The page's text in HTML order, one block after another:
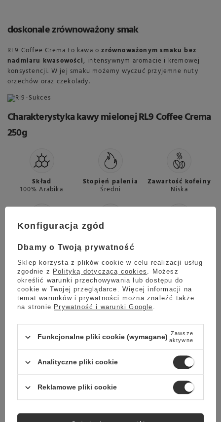
doskonale zrównoważony smak
RL9 Coffee Crema to kawa ozrównoważonym smaku bez
nadmiaru kwasowości, intensywnym aromacie i kremowej
konsystencji. W jej smaku możemy wyczuć przyjemne nuty
orzechów oraz czekolady.
Charakterystykakawy mielonej RL9 Coffee Crema
250g
Skład
100% Arabika
Stopień palenia
Średni
Zawartość kofeiny
Niska
Kawa mielona Polska
Proponowane metody przygotowania
Kawę mieloną RL9 Coffee Crema możemy przygotowaćw
kawiarkach, zaparzaczu french presslub w sposób
do parzenia w ekspresach automatycznych.
EKSPRES AUTOMATYCZNY
do parzenia w ekspresie automatycznym.
Konfiguracja zgód
Dbamy o Twoją prywatność
Sklep korzysta z plików cookie w celu realizacji usług
zgodnie z Polityką dotyczącą cookies . Możesz
określić warunki przechowywania lub dostępu do
cookie w Twojej przeglądarce. Więcej informacji na
temat warunków i prywatności można znaleźć także
na stronie Prywatność i warunki Google .
Funkcjonalne pliki cookie (wymagane) Zawsze
aktywne
Analityczne pliki cookie
Reklamowe pliki cookie